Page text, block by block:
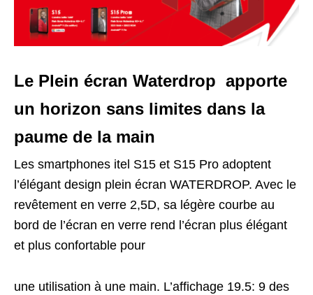
Le Plein écran Waterdrop apporte
un horizon sans limites dans la
paume de la main
Les smartphones itel S15 et S15 Pro adoptent
l’élégant design plein écran WATERDROP. Avec le
revêtement en verre 2,5D, sa légère courbe au
bord de l’écran en verre rend l’écran plus élégant
et plus confortable pour
une utilisation à une main. L’affichage 19.5: 9 des